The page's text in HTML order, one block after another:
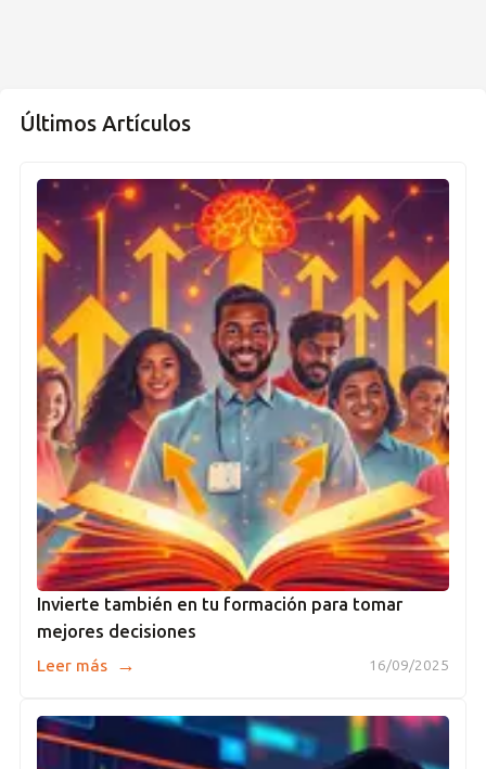
Últimos Artículos
Invierte también en tu formación para tomar
mejores decisiones
16/09/2025
Leer más →